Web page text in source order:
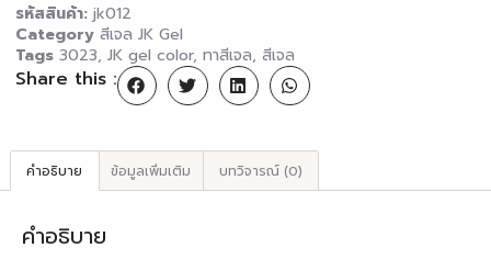
รหัสสินค้า: jk012
Category สีเจล JK Gel
Tags 3023, JK gel color, ทาสีเจล, สีเจล
Share this :
คำอธิบาย ข้อมูลเพิ่มเติม บทวิจารณ์ (0)
คำอธิบาย